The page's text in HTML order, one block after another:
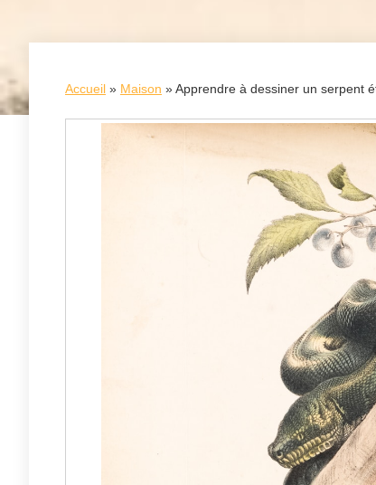
Accueil » Maison » Apprendre à dessiner un serpent